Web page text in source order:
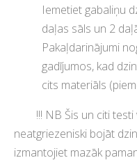
Iemetiet gabaliņu
daļas sāls un 2
Pakaļdarinājumi
gadījumos, kad
cits materiāls
!!! NB Šis un citi testi
neatgriezeniski bojāt
izmantojiet mazāk